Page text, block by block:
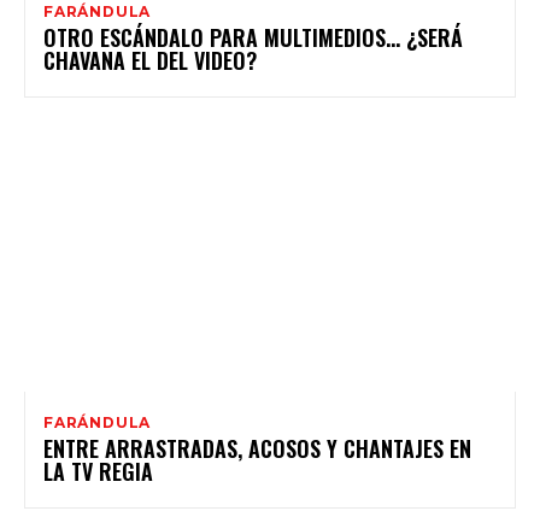
FARÁNDULA
OTRO ESCÁNDALO PARA MULTIMEDIOS… ¿SERÁ
CHAVANA EL DEL VIDEO?
FARÁNDULA
ENTRE ARRASTRADAS, ACOSOS Y CHANTAJES EN
LA TV REGIA